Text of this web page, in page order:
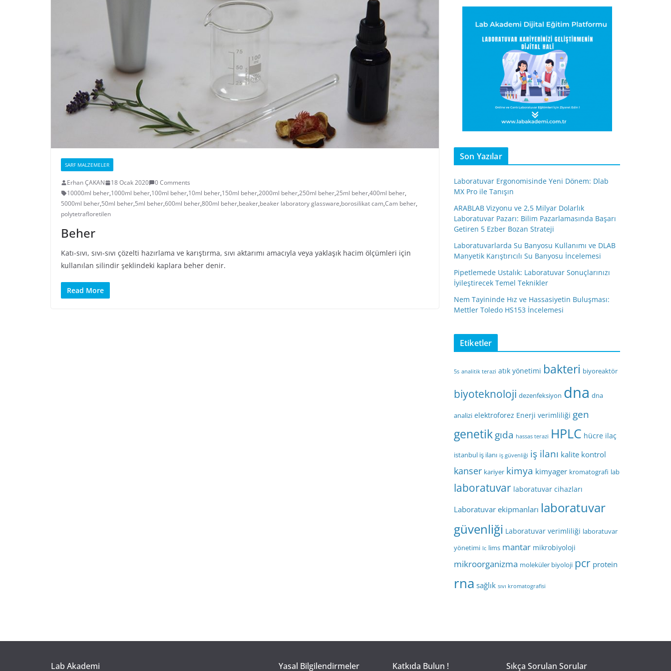
SARF MALZEMELER
Erhan ÇAKAN 18 Ocak 2020
0 Comments
10000ml beher,1000ml beher,100ml beher,10ml beher,150ml beher,2000ml beher,250ml beher,25ml beher,400ml beher,
5000ml beher,50ml beher,5ml beher,600ml beher,800ml beher,beaker,beaker laboratory glassware,borosilikat cam,Cam beher,
polytetrafloretilen
Beher
Katı-sıvı, sıvı-sıvı çözelti hazırlama ve karıştırma, sıvı aktarımı amacıyla veya yaklaşık hacim ölçümleri için
kullanılan silindir şeklindeki kaplara beher denir.
Read More
Son Yazılar
Laboratuvar Ergonomisinde Yeni Dönem: Dlab
MX Pro ile Tanışın
ARABLAB Vizyonu ve 2,5 Milyar Dolarlık
Laboratuvar Pazarı: Bilim Pazarlamasında Başarı
Getiren 5 Ezber Bozan Strateji
Laboratuvarlarda Su Banyosu Kullanımı ve DLAB
Manyetik Karıştırıcılı Su Banyosu İncelemesi
Pipetlemede Ustalık: Laboratuvar Sonuçlarınızı
İyileştirecek Temel Teknikler
Nem Tayininde Hız ve Hassasiyetin Buluşması:
Mettler Toledo HS153 İncelemesi
Etiketler
5s analitik terazi atık yönetimi bakteri biyoreaktör
biyoteknoloji dezenfeksiyon dna dna
analizi elektroforez Enerji verimliliği gen
genetikgıda hassas terazi HPLC hücre ilaç
istanbul iş ilanı iş güvenliği iş ilanı kalite kontrol
kanser kariyer kimya kimyager kromatografi lab
laboratuvar laboratuvar cihazları
Laboratuvar ekipmanları laboratuvar
güvenliği Laboratuvar verimliliği laboratuvar
yönetimi lc lims mantar mikrobiyoloji
mikroorganizma moleküler biyoloji pcr protein
rna sağlık sıvı kromatografisi
Lab Akademi Yasal Bilgilendirmeler Katkıda Bulun ! Sıkça Sorulan Sorular